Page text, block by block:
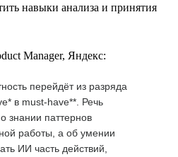
навыки анализа и принятия
Manager, Яндекс:
перейдёт из разряда
в must-have**. Речь
знании паттернов
работы, а об умении
ИИ часть действий,